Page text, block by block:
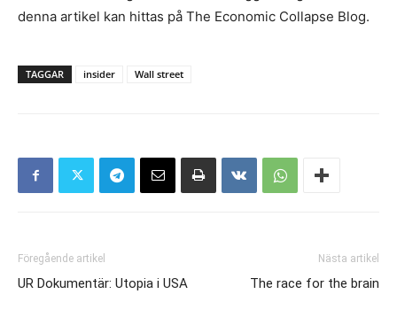
denna artikel kan hittas på The Economic Collapse Blog.
TAGGAR insider Wall street
Föregående artikel
UR Dokumentär: Utopia i USA
Nästa artikel
The race for the brain